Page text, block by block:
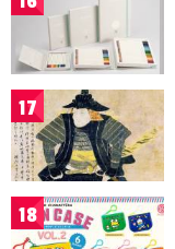
17
18